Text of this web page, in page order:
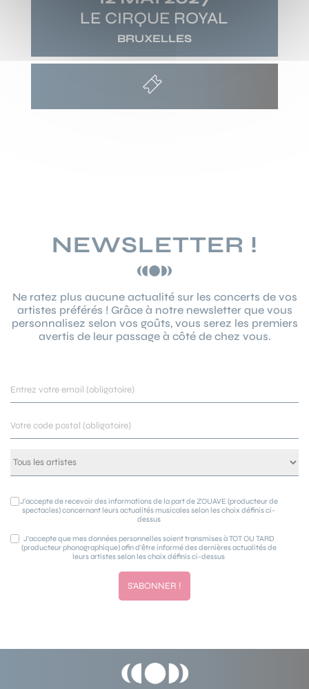
LE CIRQUE ROYAL
BRUXELLES
NEWSLETTER !
Ne ratez plus aucune actualité sur les concerts de vos
artistes préférés ! Grâce à notre newsletter que vous
personnalisez selon vos goûts, vous serez les premiers
avertis de leur passage à côté de chez vous.
J’accepte de recevoir des informations de la part de ZOUAVE (producteur de
spectacles) concernant leurs actualités musicales selon les choix définis ci-
dessus
J’accepte que mes données personnelles soient transmises à TOT OU TARD
(producteur phonographique) afin d’être informé des dernières actualités de
leurs artistes selon les choix définis ci-dessus